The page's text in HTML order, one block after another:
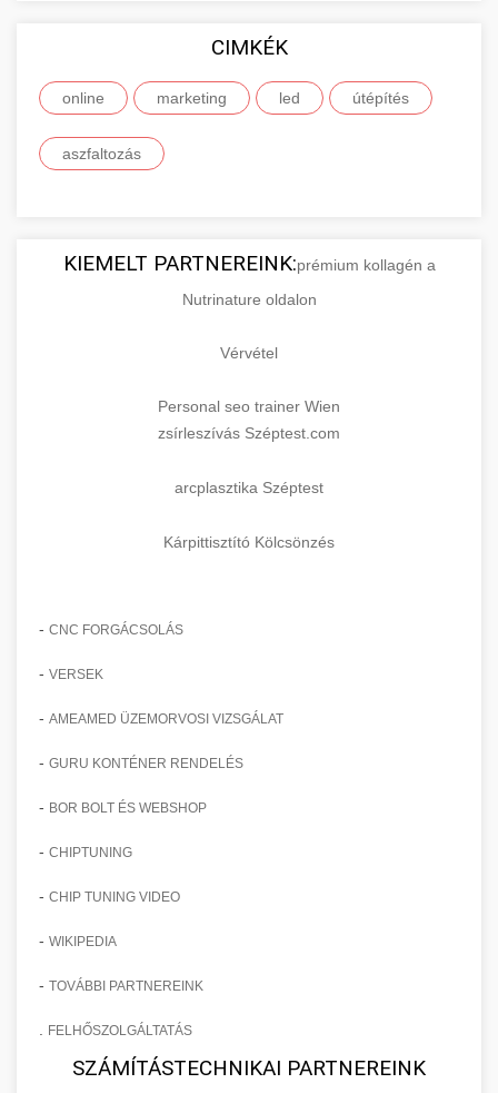
CIMKÉK
online marketing led útépítés
aszfaltozás
KIEMELT PARTNEREINK:prémium kollagén a
Nutrinature oldalon
Vérvétel
Personal seo trainer Wien
zsírleszívás Széptest.com
arcplasztika Széptest
Kárpittisztító Kölcsönzés
- CNC FORGÁCSOLÁS
- VERSEK
- AMEAMED ÜZEMORVOSI VIZSGÁLAT
- GURU KONTÉNER RENDELÉS
- BOR BOLT ÉS WEBSHOP
- CHIPTUNING
- CHIP TUNING VIDEO
- WIKIPEDIA
- TOVÁBBI PARTNEREINK
FELHŐSZOLGÁLTATÁS
SZÁMÍTÁSTECHNIKAI PARTNEREINK